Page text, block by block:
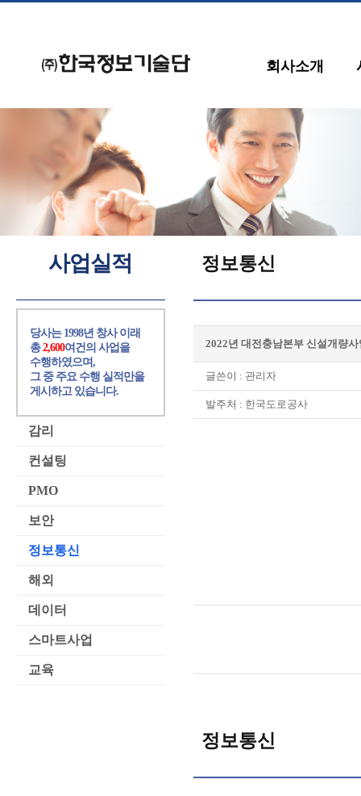
회사소개
정보통신
2022년 대전충남본부 신설개량
글쓴이 : 관리자
발주처 : 한국도로공사
사업실적
당사는 1998년 창사 이래
총2,600여건의 사업을
수행하였으며,
그 중 주요 수행 실적만을
게시하고 있습니다.
감리
컨설팅
PMO
보안
정보통신
해외
데이터
스마트사업
교육
정보통신